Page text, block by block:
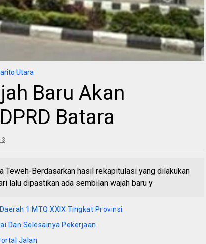
Utara
Baru Akan
Batara
Teweh-Berdasarkan hasil rekapitulasi yang dilakukan
lalu dipastikan ada sembilan wajah baru y
1 MTQ XXIX Tingkat Provinsi
Dan Selesainya Pekerjaan
Jalan